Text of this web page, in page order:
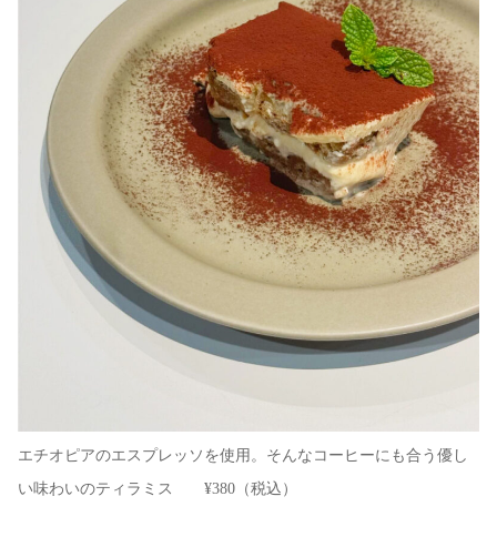
エチオピアのエスプレッソを使用。そんなコーヒーにも合う優し
い味わいのティラミス ¥380（税込）